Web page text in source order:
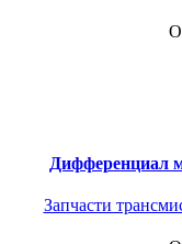
Дифференциал
Запчасти